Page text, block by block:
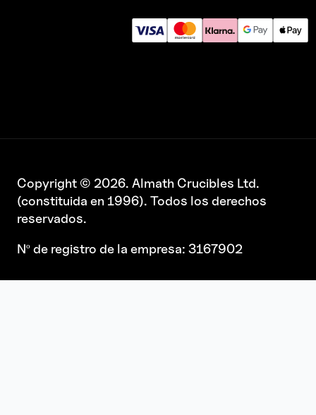
Copyright © 2026. Almath Crucibles Ltd.
(constituida en 1996). Todos los derechos
reservados.
Nº de registro de la empresa: 3167902